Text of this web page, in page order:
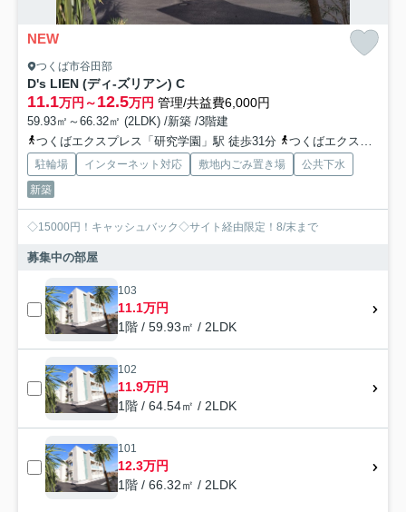
NEW
つくば市谷田部
D's LIEN (ディ-ズリアン) C
11.1万円～12.5万円 管理/共益費6,000円
59.93㎡～66.32㎡ (2LDK) /新築 /3階建
つくばエクスプレス「研究学園」駅 徒歩31分
つくばエクスプレス「万博記念公園」駅 徒歩44分
駐輪場 インターネット対応 敷地内ごみ置き場
公共下水
新築
◇15000円！キャッシュバック◇サイト経由限定！8/末まで
募集中の部屋
103
11.1万円
1階 / 59.93㎡ / 2LDK
102
11.9万円
1階 / 64.54㎡ / 2LDK
101
12.3万円
1階 / 66.32㎡ / 2LDK